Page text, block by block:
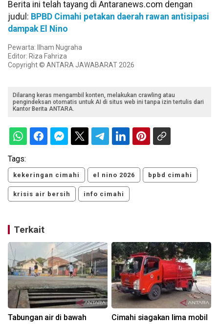
Berita ini telah tayang di Antaranews.com dengan
judul: BPBD Cimahi petakan daerah rawan antisipasi
dampak El Nino
Pewarta: Ilham Nugraha
Editor: Riza Fahriza
Copyright © ANTARA JAWABARAT 2026
Dilarang keras mengambil konten, melakukan crawling atau
pengindeksan otomatis untuk AI di situs web ini tanpa izin tertulis dari
Kantor Berita ANTARA.
Tags:
kekeringan cimahi el nino 2026 bpbd cimahi
krisis air bersih info cimahi
Terkait
Tabungan air di bawah
Cimahi siagakan lima mobil